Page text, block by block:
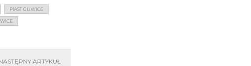
PIAST GLIWICE
ARTYKUŁ